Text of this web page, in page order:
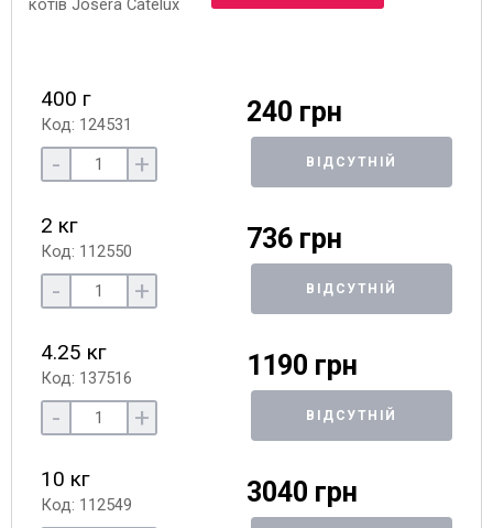
400 г
Код: 124531 240 грн
- + ВІДСУТНІЙ
2 кг
Код: 112550 736 грн
- + ВІДСУТНІЙ
4.25 кг
Код: 137516 1190 грн
- + ВІДСУТНІЙ
10 кг
Код: 112549 3040 грн